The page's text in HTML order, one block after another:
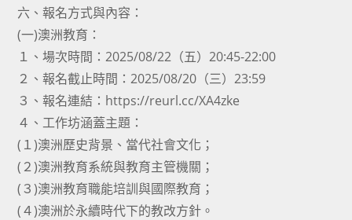
六、報名方式與內容：
(一)澳洲教育：
１、場次時間：2025/08/22（五）20:45-22:00
２、報名截止時間：2025/08/20（三）23:59
３、報名連結：https://reurl.cc/XA4zke
４、工作坊涵蓋主題：
(１)澳洲歷史背景、當代社會文化；
(２)澳洲教育系統與教育主管機關；
(３)澳洲教育職能培訓與國際教育；
(４)澳洲於永續時代下的教改方針。